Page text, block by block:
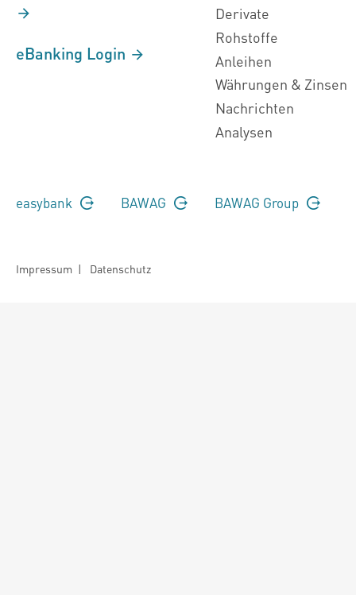
eBanking Login
Derivate
Rohstoffe
Anleihen
Währungen & Zinsen
Nachrichten
Analysen
easybank BAWAG BAWAG Group
Impressum | Datenschutz